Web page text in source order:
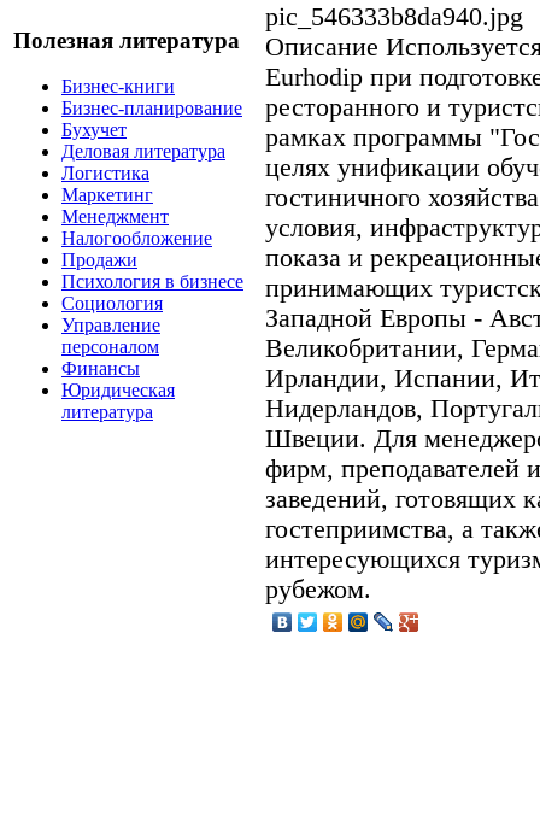
Полезная литература
Бизнес-книги
Бизнес-планирование
Бухучет
Деловая литература
Логистика
Маркетинг
Менеджмент
Налогообложение
Продажи
Психология в бизнесе
Социология
Управление
персоналом
Финансы
Юридическая
литература
pic_546333b8da940.jpg
Описание
Eurhodip при
ресторанного и
рамках программы
целях унификации
гостиничного
условия,
показа и
принимающих
Западной Европы -
Великобритании,
Ирландии, Испании,
Нидерландов,
Швеции. Для
фирм, преподавателей
заведений, готовящих
гостеприимства, а
интересующихся
рубежом.